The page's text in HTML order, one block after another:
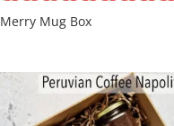
Merry Mug Box